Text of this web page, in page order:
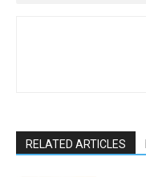
RELATED ARTICLES